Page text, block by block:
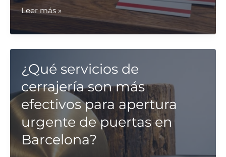
¿Qué
en
Barcelona
son
recomendados
para
la
instalación
de
cajas
Leer más »
¿Qué servicios de
cerrajería son más
efectivos para apertura
urgente de puertas en
Barcelona?